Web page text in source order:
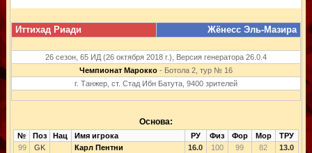
Иттихад Риади Жёнесс Эль-Мазира
26 сезон, 65 ИД (26 октября 2018 г.), Версия генератора 26.0.4
Чемпионат Марокко- Ботола 2, тур № 16
г. Танжер, ст. Стад Ибн Батута, 9400 зрителей
Основа:
№ Поз Нац Имя игрока РУ Физ Фор Мор
ТРУ
99
GK Карл Пентни 16.0 100 99 82
13.0